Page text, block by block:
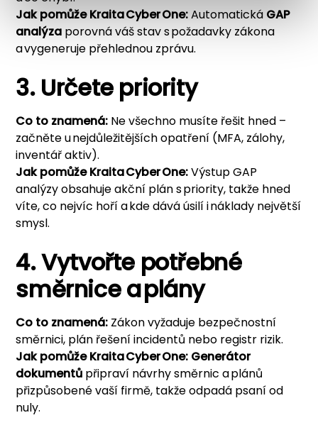
Jak pomůžeKraita Cyber One:Automatická GAP
analýza porovná váš stav s požadavky zákona
a vygeneruje přehlednou zprávu.
3. Určete priority
Co to znamená: Ne všechno musíte řešit hned –
začněte u nejdůležitějších opatření (MFA, zálohy,
inventář aktiv).
Jak pomůžeKraita Cyber One:Výstup GAP
analýzy obsahuje akční plán s priority, takže hned
víte, co nejvíc hoří a kde dává úsilí i náklady největší
smysl.
4. Vytvořte potřebné
směrnice a plány
Co to znamená: Zákon vyžaduje bezpečnostní
směrnici, plán řešení incidentů nebo registr rizik.
Jak pomůžeKraita Cyber One: Generátor
dokumentů připraví návrhy směrnic a plánů
přizpůsobené vaší firmě, takže odpadá psaní od
nuly.